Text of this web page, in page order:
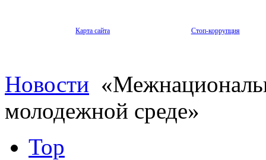
Карта сайта Стоп-коррупция
Новости
молодежной среде»
Top